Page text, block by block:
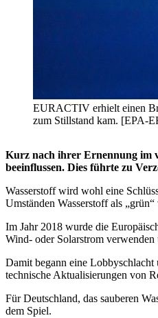
EURACTIV erhielt einen
zum Stillstand kam.
Kurz nach ihrer Ernennung im
beeinflussen. Dies führte zu
Wasserstoff wird wohl eine
Umständen Wasserstoff als
Im Jahr 2018 wurde die
Wind- oder Solarstrom verwenden
Damit begann eine
technische Aktualisierungen von
Für Deutschland, das sauberen
dem Spiel.